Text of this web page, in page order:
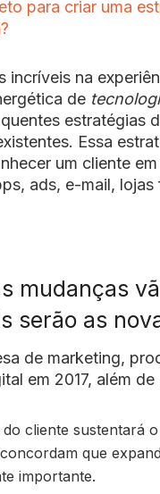
para criar uma
incríveis na
de
estratégias
Essa
um cliente
ads, e-mail, lojas
mudanças
serão as
de marketing,
em 2017, além
do cliente sustentará
que
importante.